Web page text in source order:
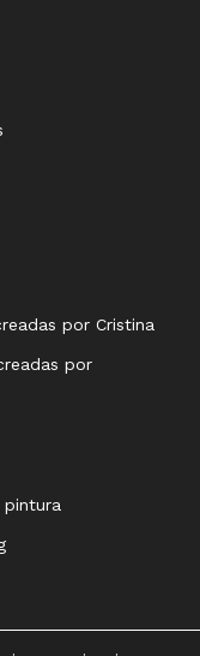
por Cristina
por